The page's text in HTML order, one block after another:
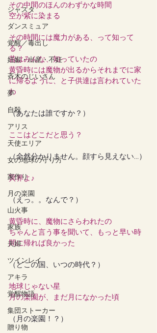
シャスタ
ダンスミュア
覚醒／毒出し
妊娠・出産・不妊
斉木のじいさん
夢
自殺
アリス
天使エリア
女の地球の守り方
家作り
月の楽園
山火事
家族
夫婦
ツインレイ
アキラ
覚醒物語
集団ストーカー
贈り物
その中間のほんのわずかな時間
空が紫に染まる
その時間には魔力がある、って知って
る？
昔はみんな、知っていたの
黄昏時には魔物が出るからそれまでに家
に帰るように、と子供達は言われていた
わ
（あなたは誰ですか？）
ここはどこだと思う？
（全然分かりません。顔すら見えない…）
冥界よ♪
（えっ。。なんで？）
黄昏時に、魔物にさらわれたの
ちゃんと言う事を聞いて、もっと早い時
間に帰れば良かった
（どこの国、いつの時代？）
地球じゃない星
月の楽園が、まだ月になかった頃
（月の楽園！？）